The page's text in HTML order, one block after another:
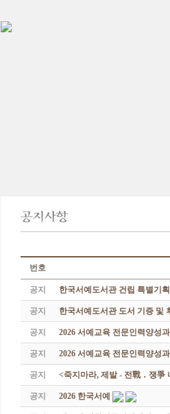
번호
공지 한국서예도서관 건립 특별기
공지 한국서예도서관 도서 기증 및
공지 2026 서예교육 전문인력양성
공지 2026 서예교육 전문인력양성
공지 <죽지마라, 제발 - 전戰 ․ 쟁爭
공지 2026 한국서예